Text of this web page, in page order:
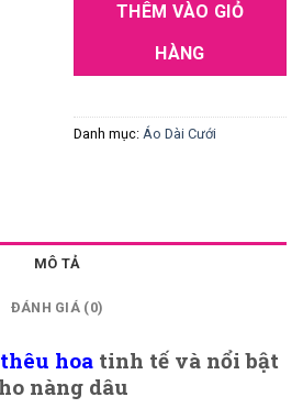
THÊM VÀO GIỎ
HÀNG
Danh mục: Áo Dài Cưới
MÔ TẢ
ĐÁNH GIÁ (0)
hoa tinh tế và nổi bật
nàng dâu